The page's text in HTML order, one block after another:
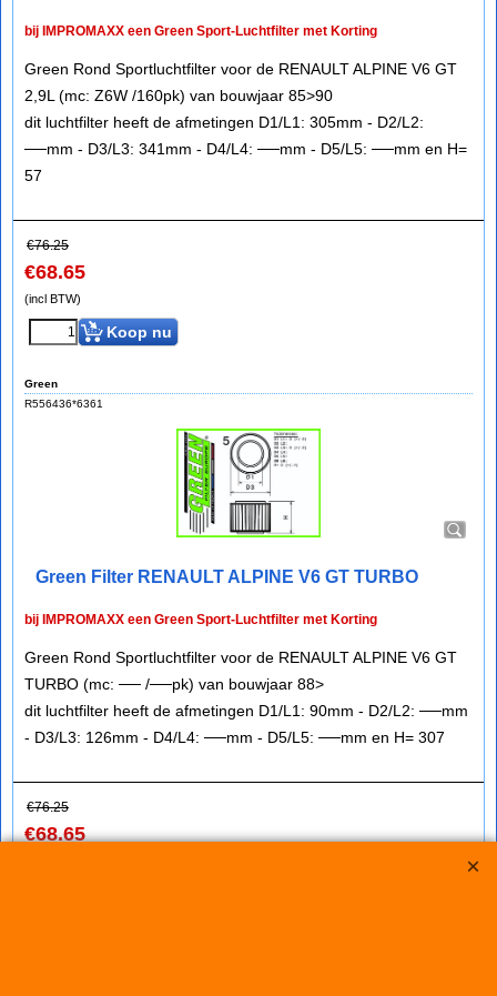
bij IMPROMAXX een Green Sport-Luchtfilter met Korting
Green Rond Sportluchtfilter voor de RENAULT ALPINE V6 GT
2,9L (mc: Z6W /160pk) van bouwjaar 85>90
dit luchtfilter heeft de afmetingen D1/L1: 305mm - D2/L2:
──mm - D3/L3: 341mm - D4/L4: ──mm - D5/L5: ──mm en H=
57
€76.25
€68.65
(incl BTW)
Koop nu
Green
R556436*6361
Green Filter RENAULT ALPINE V6 GT TURBO
bij IMPROMAXX een Green Sport-Luchtfilter met Korting
Green Rond Sportluchtfilter voor de RENAULT ALPINE V6 GT
TURBO (mc: ── /──pk) van bouwjaar 88>
dit luchtfilter heeft de afmetingen D1/L1: 90mm - D2/L2: ──mm
- D3/L3: 126mm - D4/L4: ──mm - D5/L5: ──mm en H= 307
€76.25
€68.65